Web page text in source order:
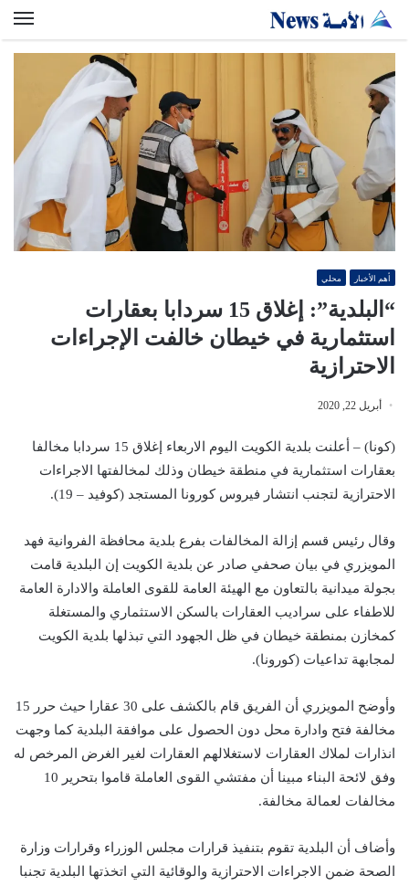
أهم الأخبار محلي
“البلدية”: إغلاق 15 سردابا بعقارات
استثمارية في خيطان خالفت الإجراءات
الاحترازية
أبريل 22, 2020
(كونا) – أعلنت بلدية الكويت اليوم الاربعاء إغلاق 15 سردابا مخالفا
بعقارات استثمارية في منطقة خيطان وذلك لمخالفتها الاجراءات
الاحترازية لتجنب انتشار فيروس كورونا المستجد (كوفيد – 19).
وقال رئيس قسم إزالة المخالفات بفرع بلدية محافظة الفروانية فهد
المويزري في بيان صحفي صادر عن بلدية الكويت إن البلدية قامت
بجولة ميدانية بالتعاون مع الهيئة العامة للقوى العاملة والادارة العامة
للاطفاء على سراديب العقارات بالسكن الاستثماري والمستغلة
كمخازن بمنطقة خيطان في ظل الجهود التي تبذلها بلدية الكويت
لمجابهة تداعيات (كورونا).
وأوضح المويزري أن الفريق قام بالكشف على 30 عقارا حيث حرر 15
مخالفة فتح وادارة محل دون الحصول على موافقة البلدية كما وجهت
انذارات لملاك العقارات لاستغلالهم العقارات لغير الغرض المرخص له
وفق لائحة البناء مبينا أن مفتشي القوى العاملة قاموا بتحرير 10
مخالفات لعمالة مخالفة.
وأضاف أن البلدية تقوم بتنفيذ قرارات مجلس الوزراء وقرارات وزارة
الصحة ضمن الاجراءات الاحترازية والوقائية التي اتخذتها البلدية تجنبا